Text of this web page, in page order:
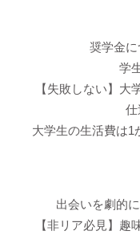
奨学金
学
【失敗しない】大
仕
大学生の生活費は1
出会いを劇的
【非リア必見】趣